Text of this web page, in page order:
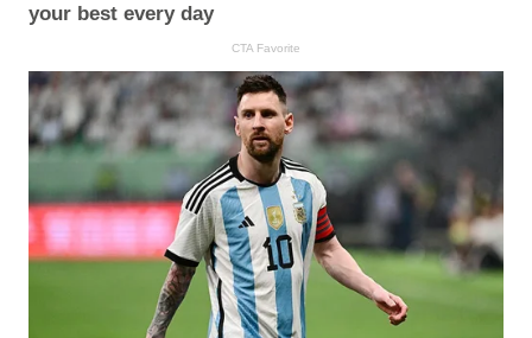
your best every day
CTA Favorite